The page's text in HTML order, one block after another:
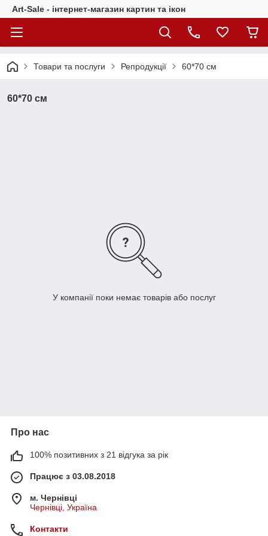
Art-Sale - інтернет-магазин картин та ікон
Товари та послуги Репродукції 60*70 см
60*70 см
У компанії поки немає товарів або послуг
Про нас
100% позитивних з 21 відгука за рік
Працює з 03.08.2018
м. Чернівці
Чернівці, Україна
Контакти